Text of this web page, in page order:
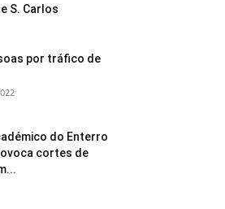
S. Carlos
por tráfico de
do Enterro
cortes de